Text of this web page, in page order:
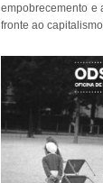
empobrecemento e
fronte ao